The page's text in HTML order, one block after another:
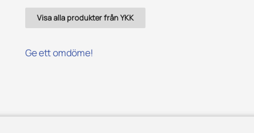
Visa alla produkter från YKK
Ge ett omdöme!